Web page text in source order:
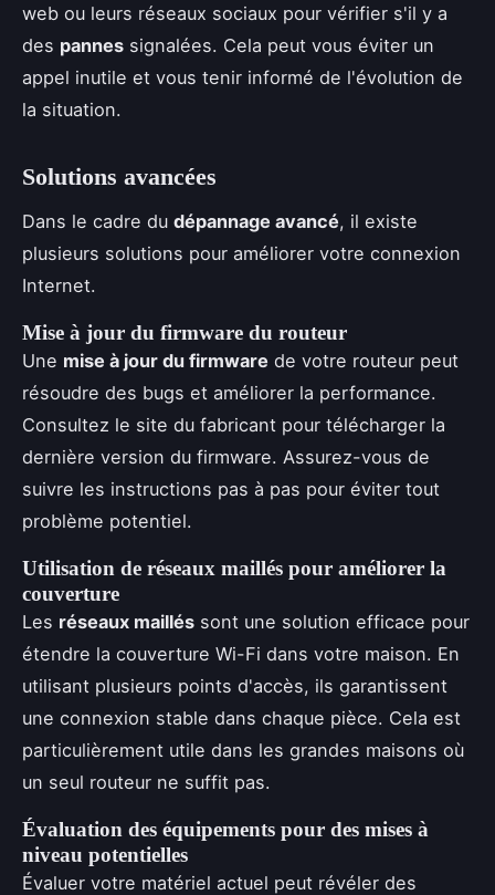
web ou leurs réseaux sociaux pour vérifier s'il y a
des pannes signalées. Cela peut vous éviter un
appel inutile et vous tenir informé de l'évolution de
la situation.
Solutions avancées
Dans le cadre du dépannage avancé, il existe
plusieurs solutions pour améliorer votre connexion
Internet.
Mise à jour du firmware du routeur
Une mise à jour du firmware de votre routeur peut
résoudre des bugs et améliorer la performance.
Consultez le site du fabricant pour télécharger la
dernière version du firmware. Assurez-vous de
suivre les instructions pas à pas pour éviter tout
problème potentiel.
Utilisation de réseaux maillés pour améliorer la
couverture
Les réseaux maillés sont une solution efficace pour
étendre la couverture Wi-Fi dans votre maison. En
utilisant plusieurs points d'accès, ils garantissent
une connexion stable dans chaque pièce. Cela est
particulièrement utile dans les grandes maisons où
un seul routeur ne suffit pas.
Évaluation des équipements pour des mises à
niveau potentielles
Évaluer votre matériel actuel peut révéler des